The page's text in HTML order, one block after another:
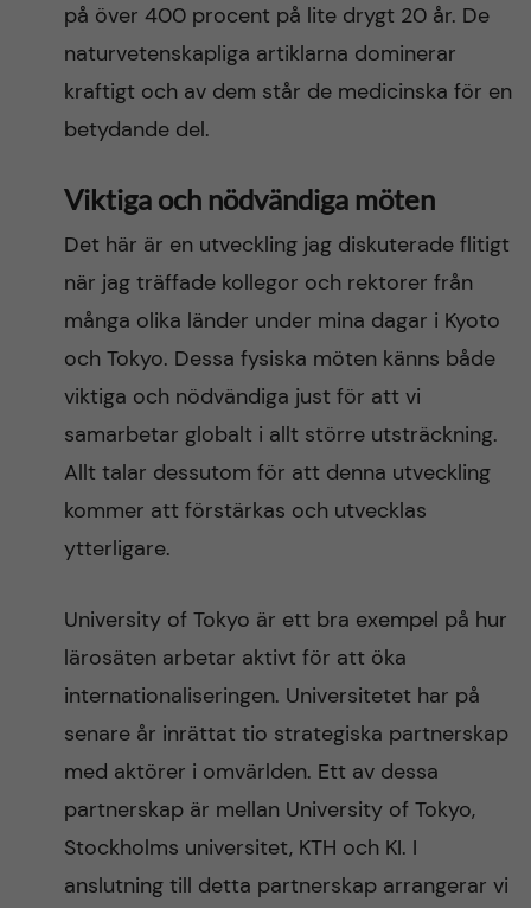
på över 400 procent på lite drygt 20 år. De
naturvetenskapliga artiklarna dominerar
kraftigt och av dem står de medicinska för en
betydande del.
Viktiga och nödvändiga möten
Det här är en utveckling jag diskuterade flitigt
när jag träffade kollegor och rektorer från
många olika länder under mina dagar i Kyoto
och Tokyo. Dessa fysiska möten känns både
viktiga och nödvändiga just för att vi
samarbetar globalt i allt större utsträckning.
Allt talar dessutom för att denna utveckling
kommer att förstärkas och utvecklas
ytterligare.
University of Tokyo är ett bra exempel på hur
lärosäten arbetar aktivt för att öka
internationaliseringen. Universitetet har på
senare år inrättat tio strategiska partnerskap
med aktörer i omvärlden. Ett av dessa
partnerskap är mellan University of Tokyo,
Stockholms universitet, KTH och KI. I
anslutning till detta partnerskap arrangerar vi